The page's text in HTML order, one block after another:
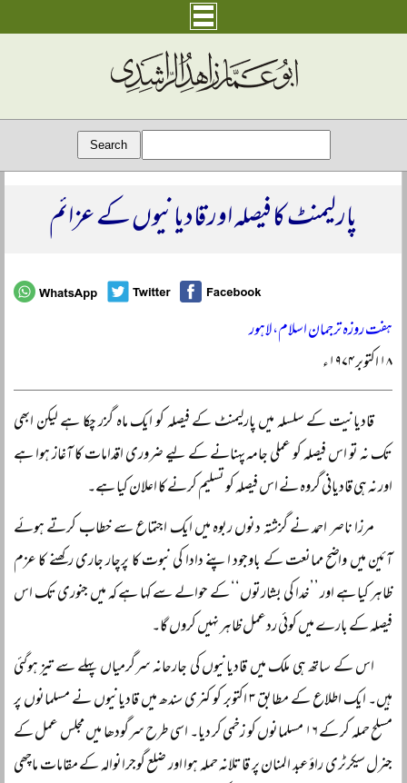
پارلیمنٹ کا فیصلہ اور قادیانیوں کے عزائم
ہفت روزہ ترجمان اسلام، لاہور
۱۸ اکتوبر ۱۹۷۴ء
قادیانیت کے سلسلہ میں پارلیمنٹ کے فیصلہ کو ایک ماہ گزر چکا ہے لیکن ابھی
تک نہ تو اس فیصلہ کو عملی جامہ پہنانے کے لیے ضروری اقدامات کا آغاز ہوا ہے
اور نہ ہی قادیانی گروہ نے اس فیصلہ کو تسلیم کرنے کا اعلان کیا ہے۔
مرزا ناصر احمد نے گزشتہ دنوں ربوہ میں ایک اجتماع سے خطاب کرتے ہوئے
آئین میں واضح ممانعت کے باوجود اپنے دادا کی نبوت کا پرچار جاری رکھنے کا عزم
ظاہر کیا ہے اور ’’خدا کی بشارتوں‘‘ کے حوالے سے کہا ہے کہ میں جنوری تک اس
فیصلہ کے بارے میں کوئی ردعمل ظاہر نہیں کروں گا۔
اس کے ساتھ ہی ملک میں قادیانیوں کی جارحانہ سرگرمیاں پہلے سے تیز ہوگئی
ہیں۔ ایک اطلاع کے مطابق ۳ اکتوبر کو کنری سندھ میں قادیانیوں نے مسلمانوں پر
مسلح حملہ کر کے ۱۶ مسلمانوں کو زخمی کر دیا۔ اسی طرح سرگودھا میں مجلس عمل کے
جنرل سیکرٹری راؤ عبد المنان پر قاتلانہ حملہ ہوا اور ضلع گوجرانوالہ کے مقامات ماچھی